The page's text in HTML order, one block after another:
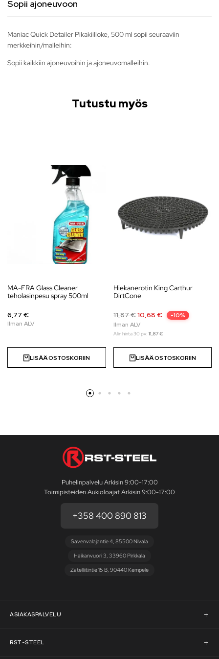
Sopii ajoneuvoon
Maniac Quick Detailer Pikakiilloke, 500 ml sopii seuraaviin
merkkeihin/malleihin:
Sopii kaikkiin ajoneuvoihin ja ajoneuvomalleihin.
Tutustu myös
MA-FRA Glass Cleaner
teholasinpesu spray 500ml
6,77 €
LISÄÄ OSTOSKORIIN
Hiekanerotin King Carthur
DirtCone
11,87€10,68 € -10%
Alin hinta 30 pv: 11,87€
LISÄÄ OSTOSKORIIN
Puhelinpalvelu Arkisin 9:00-17:00
Toimipisteiden Aukioloajat Arkisin 9:00-17:00
+358 400 890 813
Savenvalajantie 4, 85500 Nivala
Haikanvuori 3, 33960 Pirkkala
Zatelliitintie 15 B, 90440 Kempele
ASIAKASPALVELU
Asiakaspalvelu
RST-STEEL